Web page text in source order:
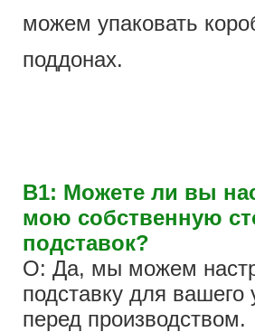
можем упаковать
поддонах.
В1: Можете ли вы
мою собственную
подставок?
О: Да, мы можем
подставку для вашего
перед производством.